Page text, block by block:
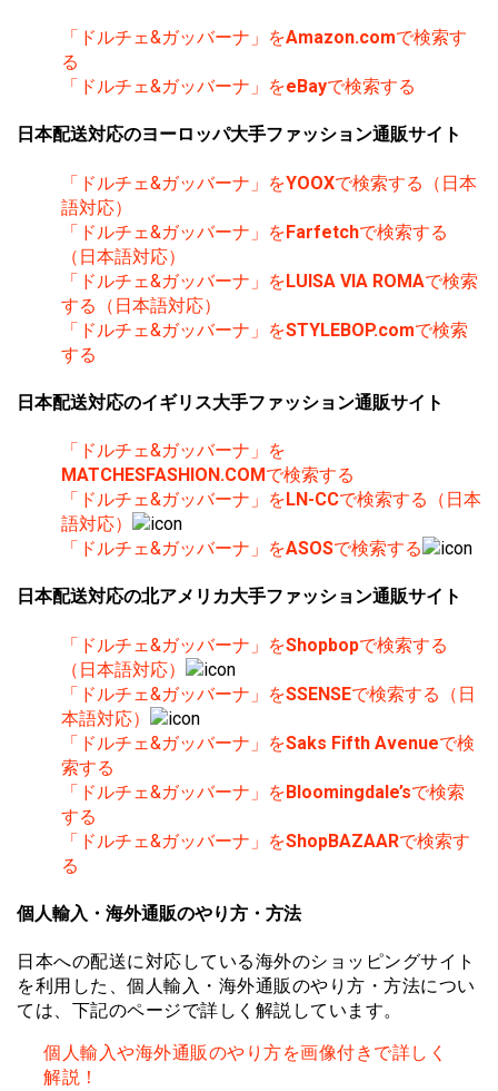
「ドルチェ&ガッバーナ」をAmazon.comで検索す
る
「ドルチェ&ガッバーナ」をeBayで検索する
日本配送対応のヨーロッパ大手ファッション通販サイト
「ドルチェ&ガッバーナ」をYOOXで検索する（日本
語対応）
「ドルチェ&ガッバーナ」をFarfetchで検索する
（日本語対応）
「ドルチェ&ガッバーナ」をLUISA VIA ROMAで検索
する（日本語対応）
「ドルチェ&ガッバーナ」をSTYLEBOP.comで検索
する
日本配送対応のイギリス大手ファッション通販サイト
「ドルチェ&ガッバーナ」を
MATCHESFASHION.COMで検索する
「ドルチェ&ガッバーナ」をLN-CCで検索する（日本
語対応）
「ドルチェ&ガッバーナ」をASOSで検索する
日本配送対応の北アメリカ大手ファッション通販サイト
「ドルチェ&ガッバーナ」をShopbopで検索する
（日本語対応）
「ドルチェ&ガッバーナ」をSSENSEで検索する（日
本語対応）
「ドルチェ&ガッバーナ」をSaks Fifth Avenueで検
索する
「ドルチェ&ガッバーナ」をBloomingdale’sで検索
する
「ドルチェ&ガッバーナ」をShopBAZAARで検索す
る
個人輸入・海外通販のやり方・方法
日本への配送に対応している海外のショッピングサイト
を利用した、個人輸入・海外通販のやり方・方法につい
ては、下記のページで詳しく解説しています。
個人輸入や海外通販のやり方を画像付きで詳しく
解説！